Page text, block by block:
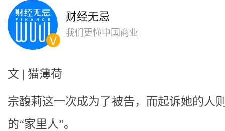
财经无忌
我们更懂中国商业
文 | 猫薄荷
宗馥莉这一次成为了被告，而起诉她的人
的“家里人”。